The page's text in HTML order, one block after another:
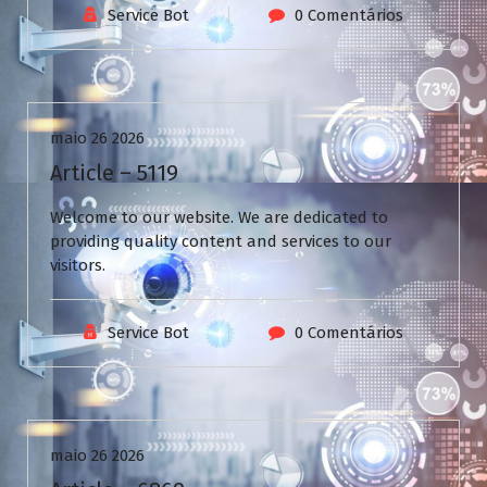
Service Bot 0 Comentários
Uncategorized
maio 26 2026
Article – 5119
Welcome to our website. We are dedicated to
providing quality content and services to our
visitors.
Service Bot 0 Comentários
Uncategorized
maio 26 2026